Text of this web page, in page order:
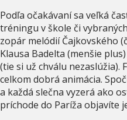
Podľa očakávaní sa veľká
tréningu v škole či
zopár melódií Čajkovského
Klausa Badelta (menšie
(tie si už chválu
celkom dobrá animácia.
a každá slečna vyzerá ako
príchode do Paríža objavíte